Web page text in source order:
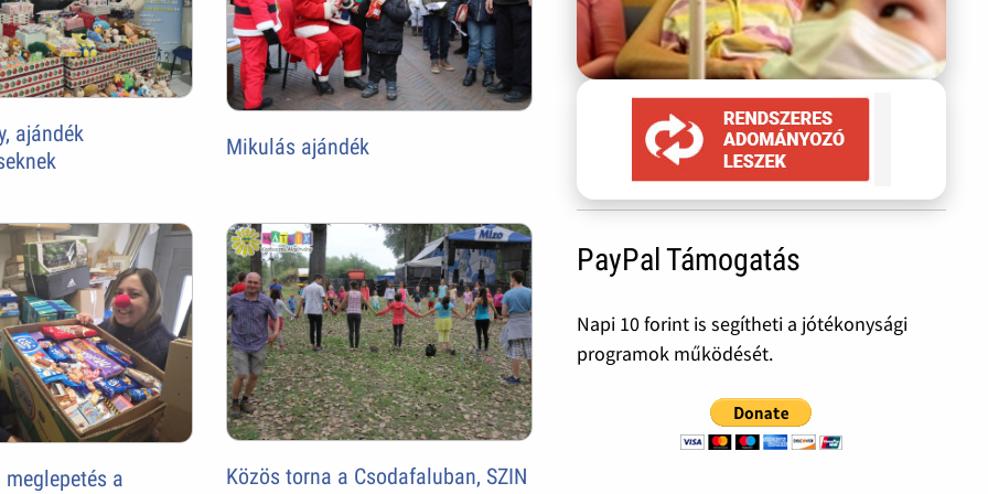
ajándék
Mikulás ajándék
a
Közös torna a Csodafaluban, SZIN
PayPal Támogatás
Napi 10 forint is segítheti a jótékonysági
programok működését.